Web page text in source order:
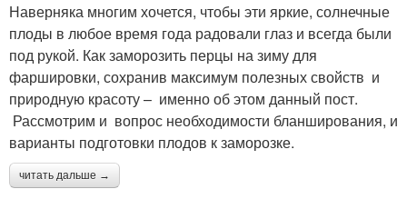
Наверняка многим хочется, чтобы эти яркие, солнечные
плоды в любое время года радовали глаз и всегда были
под рукой. Как заморозить перцы на зиму для
фаршировки, сохранив максимум полезных свойств и
природную красоту – именно об этом данный пост.
Рассмотрим и вопрос необходимости бланширования, и
варианты подготовки плодов к заморозке.
читать дальше →